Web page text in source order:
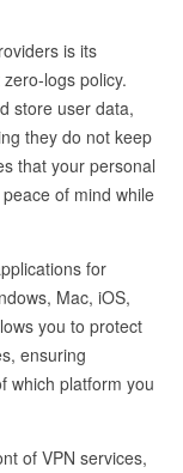
is its
logs policy.
store user data,
they do not keep
that your personal
of mind while
for
Mac, iOS,
you to protect
ensuring
which platform you
of VPN services,